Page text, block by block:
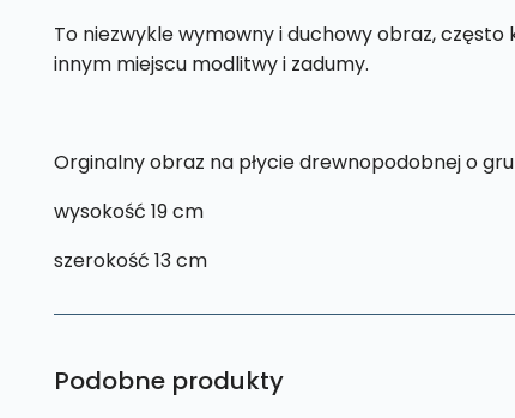
To niezwykle wymowny i duchowy obraz, często
innym miejscu modlitwy i zadumy.
Orginalny obraz na płycie drewnopodobnej o
wysokość 19 cm
szerokość 13 cm
Podobne produkty